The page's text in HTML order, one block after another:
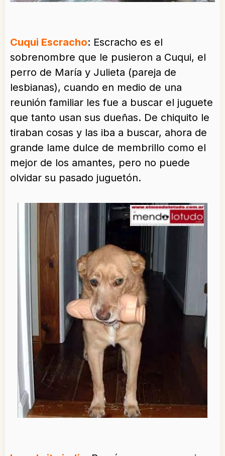
Cuqui Escracho: Escracho es el
sobrenombre que le pusieron a Cuqui, el
perro de María y Julieta (pareja de
lesbianas), cuando en medio de una
reunión familiar les fue a buscar el juguete
que tanto usan sus dueñas. De chiquito le
tiraban cosas y las iba a buscar, ahora de
grande lame dulce de membrillo como el
mejor de los amantes, pero no puede
olvidar su pasado juguetón.